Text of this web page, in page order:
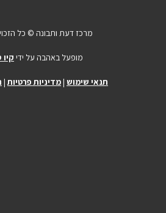
מרכז דעת ותבונה © כל
מופעל באהבה על ידי
תנאי שימוש | מדיניות פרטיות|